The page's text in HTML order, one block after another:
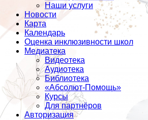
Наши услуги
Новости
Карта
Календарь
Оценка инклюзивности школ
Медиатека
Видеотека
Аудиотека
Библиотека
«Абсолют-Помощь»
Курсы
Для партнёров
Авторизация